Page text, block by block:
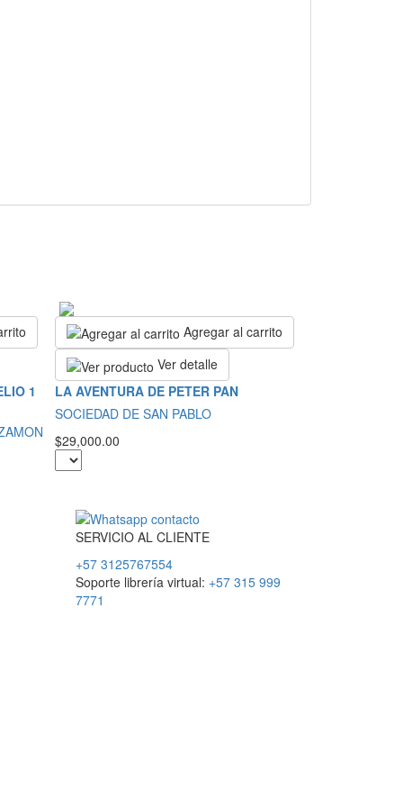
1
Agregar al carrito
Ver detalle
LA AVENTURA DE PETER PAN
SOCIEDAD DE SAN PABLO
$29,000.00
SERVICIOAL CLIENTE
+57 3125767554
Soporte librería virtual: +57 315 999
7771